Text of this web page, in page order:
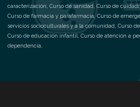
caracterización, Curso de sanidad, Curso de
Curso de farmacia y parafarmacia,Curso de
servicios socioculturales y a la comunidad, Curso
Curso de educación infantil, Curso de atención a
dependencia,